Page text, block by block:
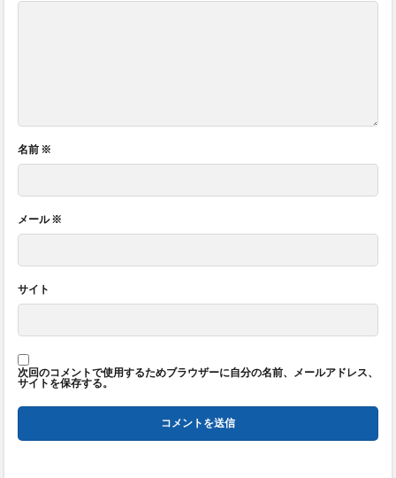
名前 ※
メール※
サイト
次回のコメントで使用するためブラウザーに自分の名前、メールアドレス、
サイトを保存する。